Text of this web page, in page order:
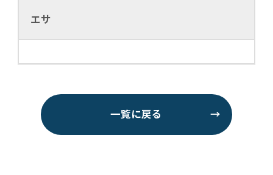
エサ
一覧に戻る →